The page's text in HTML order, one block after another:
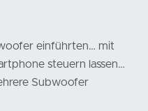
einführten… mit
steuern lassen…
Subwoofer